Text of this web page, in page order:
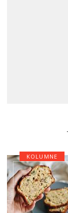
KOLUMNE